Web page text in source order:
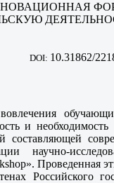
DOI: 10.31862/
и необходимость
составляющей
научно-
Проведенная
Российского